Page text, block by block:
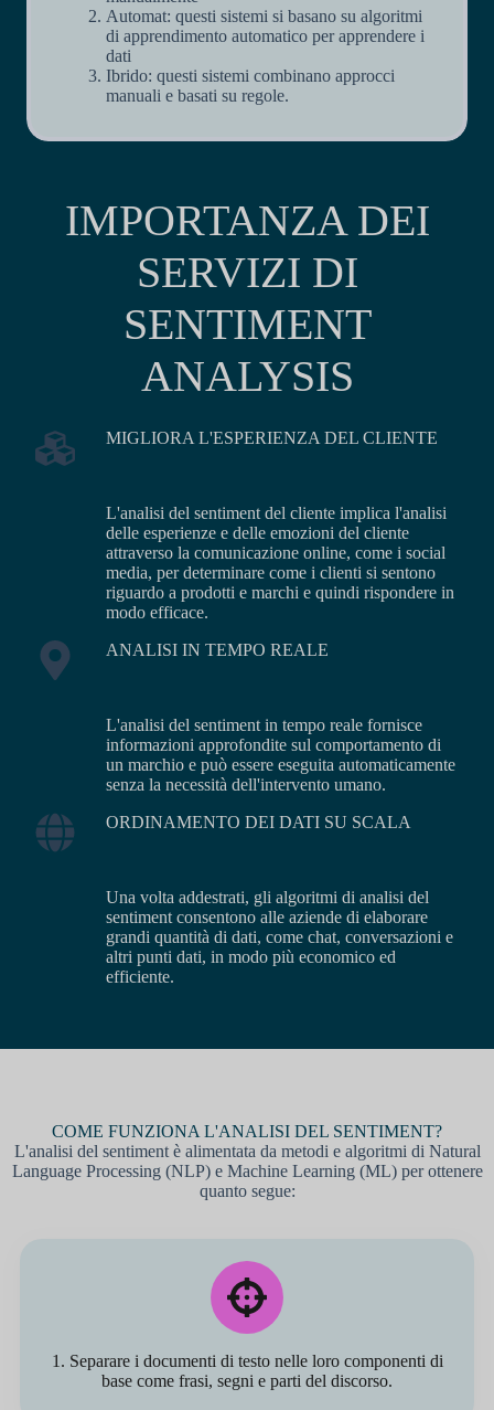
Automat: questi sistemi si basano su algoritmi
di apprendimento automatico per apprendere i
dati
Ibrido: questi sistemi combinano approcci
manuali e basati su regole.
IMPORTANZA DEI
SERVIZI DI
SENTIMENT
ANALYSIS
MIGLIORA L'ESPERIENZA DEL CLIENTE
L'analisi del sentiment del cliente implica l'analisi
delle esperienze e delle emozioni del cliente
attraverso la comunicazione online, come i social
media, per determinare come i clienti si sentono
riguardo a prodotti e marchi e quindi rispondere in
modo efficace.
ANALISI IN TEMPO REALE
L'analisi del sentiment in tempo reale fornisce
informazioni approfondite sul comportamento di
un marchio e può essere eseguita automaticamente
senza la necessità dell'intervento umano.
ORDINAMENTO DEI DATI SU SCALA
Una volta addestrati, gli algoritmi di analisi del
sentiment consentono alle aziende di elaborare
grandi quantità di dati, come chat, conversazioni e
altri punti dati, in modo più economico ed
efficiente.
COME FUNZIONA L'ANALISI DEL SENTIMENT?
L'analisi del sentiment è alimentata da metodi e algoritmi di Natural
Language Processing (NLP) e Machine Learning (ML) per ottenere
quanto segue:
1. Separare i documenti di testo nelle loro componenti di
base come frasi, segni e parti del discorso.